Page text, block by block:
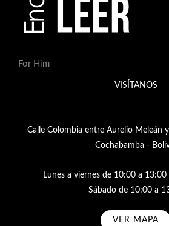
For Him
VISÍTANOS
Calle Colombia entre Aurelio Meleán
Cochabamba -
Lunes a viernes de 10:00 a
Sábado de 10:00 a
VER MAPA